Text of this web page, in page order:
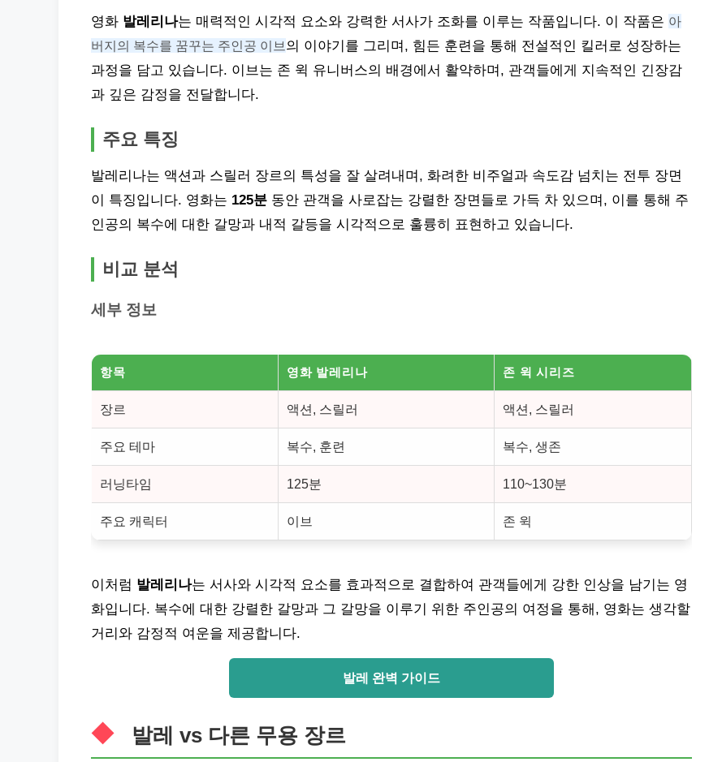
영화 발레리나는 매력적인 시각적 요소와 강력한 서사가 조화를 이루는 작품입니다. 이 작품은 아
버지의 복수를 꿈꾸는 주인공 이브 의 이야기를 그리며, 힘든 훈련을 통해 전설적인 킬러로 성장하는
과정을 담고 있습니다. 이브는 존 윅 유니버스의 배경에서 활약하며, 관객들에게 지속적인 긴장감
과 깊은 감정을 전달합니다.
주요 특징
발레리나는 액션과 스릴러 장르의 특성을 잘 살려내며, 화려한 비주얼과 속도감 넘치는 전투 장면
이 특징입니다. 영화는 125분 동안 관객을 사로잡는 강렬한 장면들로 가득 차 있으며, 이를 통해 주
인공의 복수에 대한 갈망과 내적 갈등을 시각적으로 훌륭히 표현하고 있습니다.
비교 분석
세부 정보
항목 영화 발레리나 존 윅 시리즈
장르 액션, 스릴러 액션, 스릴러
주요 테마 복수, 훈련 복수, 생존
러닝타임 125분 110~130분
주요 캐릭터 이브 존 윅
이처럼 발레리나는 서사와 시각적 요소를 효과적으로 결합하여 관객들에게 강한 인상을 남기는 영
화입니다. 복수에 대한 강렬한 갈망과 그 갈망을 이루기 위한 주인공의 여정을 통해, 영화는 생각할
거리와 감정적 여운을 제공합니다.
발레 완벽 가이드
발레 vs 다른 무용 장르